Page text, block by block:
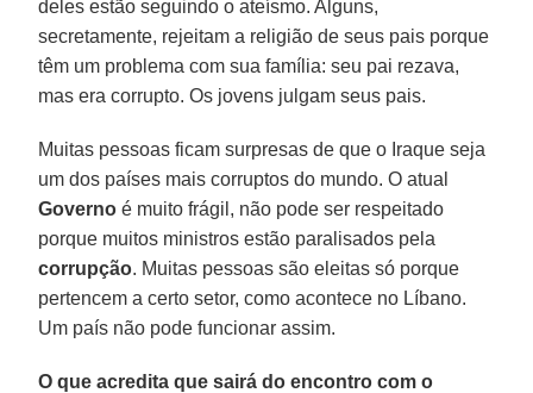
deles estão seguindo o ateísmo. Alguns,
secretamente, rejeitam a religião de seus pais porque
têm um problema com sua família: seu pai rezava,
mas era corrupto. Os jovens julgam seus pais.
Muitas pessoas ficam surpresas de que o Iraque seja
um dos países mais corruptos do mundo. O atual
Governo é muito frágil, não pode ser respeitado
porque muitos ministros estão paralisados pela
corrupção. Muitas pessoas são eleitas só porque
pertencem a certo setor, como acontece no Líbano.
Um país não pode funcionar assim.
O que acredita que sairá do encontro com o